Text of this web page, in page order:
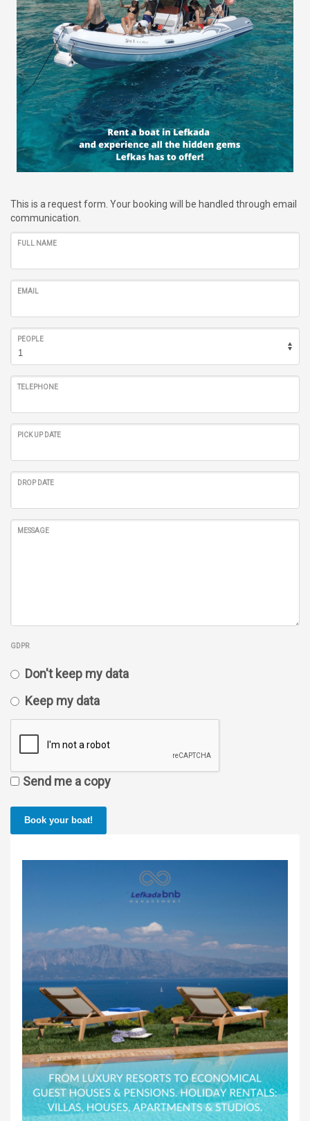
This is a request form. Your booking will be handled through email
communication.
FULL NAME
EMAIL
PEOPLE
TELEPHONE
PICK UP DATE
DROP DATE
MESSAGE
GDPR
Don't keep my data
Keep my data
Send me a copy
Book your boat!